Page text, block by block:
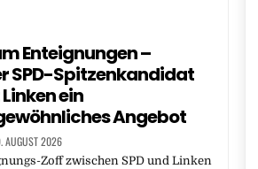
Enteignungen –
SPD-Spitzenkandidat
ein
Angebot
AUGUST 2026
Zoff zwischen SPD und Linken